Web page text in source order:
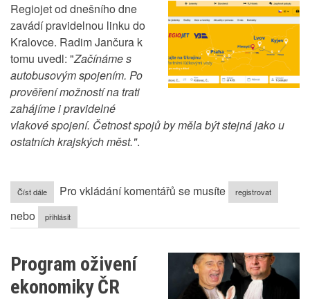
Regiojet od dnešního dne
zavádí pravidelnou linku do
Kralovce. Radim Jančura k
tomu uvedl: "Začínáme s
autobusovým spojením. Po
prověření možností na trati
zahájíme i pravidelné
vlakové spojení. Četnost spojů by měla být stejná jako u
ostatních krajských měst.".
Číst dále
Regiojet
reaguje
na
Pro vkládání komentářů se musíte registrovat
nebo přihlásit
Program oživení
ekonomiky ČR